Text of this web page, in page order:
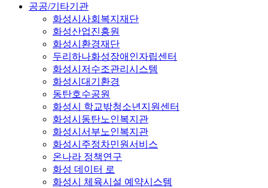
공공/기타기관
화성시사회복지재단
화성산업진흥원
화성시환경재단
두리하나화성장애인자립센터
화성시저수조관리시스템
화성시대기환경
동탄호수공원
화성시 학교밖청소년지원센터
화성시동탄노인복지관
화성시서부노인복지관
화성시주정차민원서비스
온나라 정책연구
화성 데이터 로
화성시 체육시설 예약시스템